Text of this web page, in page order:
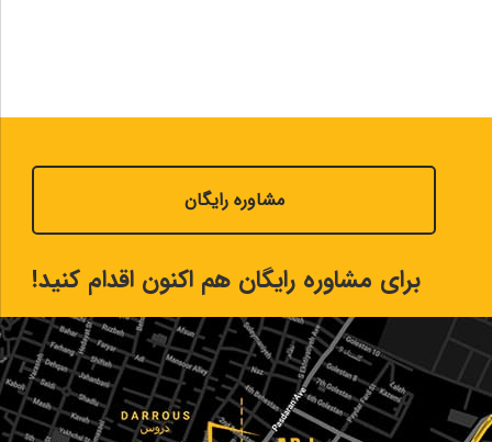
مشاوره رایگان
برای مشاوره رایگان هم اکنون اقدام کنید!